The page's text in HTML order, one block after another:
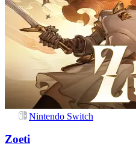
Nintendo Switch
Zoeti